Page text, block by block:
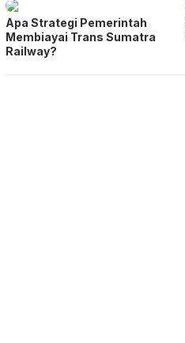
Apa Strategi Pemerintah
Membiayai Trans Sumatra
Railway?